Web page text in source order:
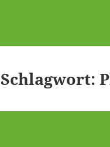
Schlagwort: